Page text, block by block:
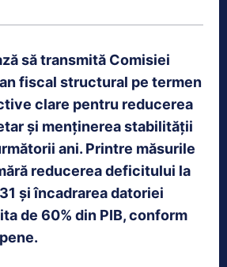
să transmită Comisiei
fiscal structural pe termen
clare pentru reducerea
și menținerea stabilității
ani. Printre măsurile
reducerea deficitului la
și încadrarea datoriei
de 60% din PIB, conform